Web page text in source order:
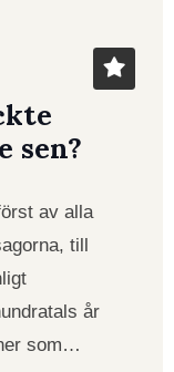
sen?
av alla
till
år
som…